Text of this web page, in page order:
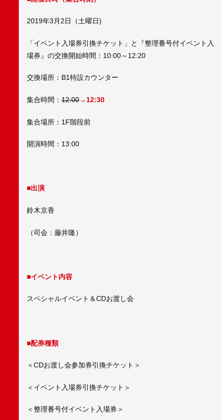
2019年3月2日（土曜日)
「イベント入場券引換チケット」と『整理番号付イベント入
場券』の交換開始時間：10:00～12:20
交換場所：B1特設カウンター
集合時間： 12:00→12:30
集合場所：1F階段前
開演時間：13:00
■出演
鈴木京香
（司会：藤井隆）
■イベント内容
スペシャルイベント＆CDお渡し会
■配券種類
＜CDお渡し会参加券引換チケット＞
＜イベント入場券引換チケット＞
＜整理番号付イベント入場券＞